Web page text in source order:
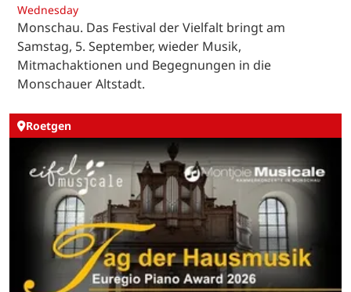
Wednesday
Monschau. Das Festival der Vielfalt bringt am
Samstag, 5. September, wieder Musik,
Mitmachaktionen und Begegnungen in die
Monschauer Altstadt.
Roetgen